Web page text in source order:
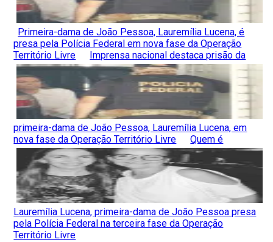
Primeira-dama de João Pessoa, Lauremília Lucena, é
presa pela Polícia Federal em nova fase da Operação
Território Livre
Imprensa nacional destaca prisão da
primeira-dama de João Pessoa, Lauremília Lucena, em
nova fase da Operação Território Livre
Quem é
Lauremília Lucena, primeira-dama de João Pessoa presa
pela Polícia Federal na terceira fase da Operação
Território Livre